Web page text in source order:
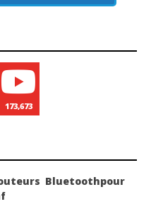
173,673
Bluetoothpour